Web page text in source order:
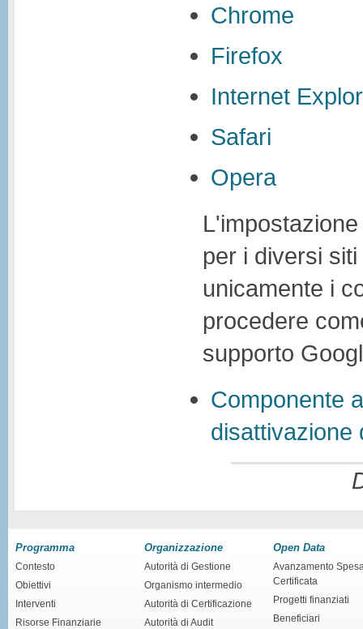
Chrome
Firefox
Internet
Safari
Opera
per i diversi
unicamente i
procedere
supporto
Componente
disattivazione
Programma
Contesto
Obiettivi
Interventi
Risorse Finanziarie
Organizzazione
Autorità di Gestione
Organismo intermedio
Autorità di Certificazione
Autorità di Audit
Open Data
Avanzamento
Certificata
Progetti finanziati
Beneficiari